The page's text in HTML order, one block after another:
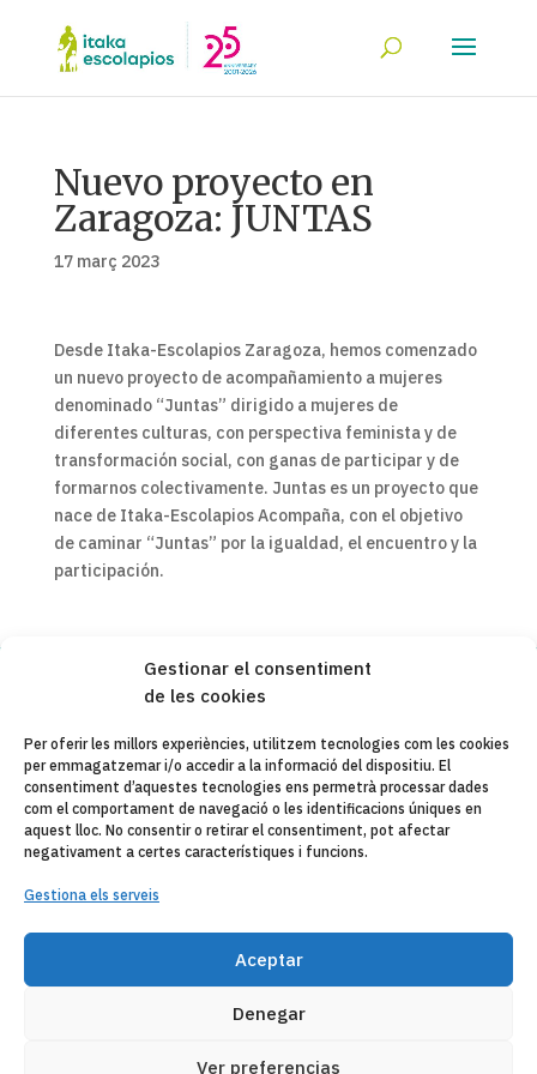
Gestionar el consentiment
de les cookies
Per oferir les millors experiències, utilitzem tecnologies com les cookies
per emmagatzemar i/o accedir a la informació del dispositiu. El
consentiment d’aquestes tecnologies ens permetrà processar dades
com el comportament de navegació o les identificacions úniques en
aquest lloc. No consentir o retirar el consentiment, pot afectar
negativament a certes característiques i funcions.
Gestiona els serveis
Aceptar
Denegar
Ver preferencias
Nuevo proyecto en
Zaragoza: JUNTAS
17 març 2023
Desde Itaka-Escolapios Zaragoza, hemos comenzado
un nuevo proyecto de acompañamiento a mujeres
denominado “Juntas” dirigido a mujeres de
diferentes culturas, con perspectiva feminista y de
transformación social, con ganas de participar y de
formarnos colectivamente. Juntas es un proyecto que
nace de Itaka-Escolapios Acompaña, con el objetivo
de caminar “Juntas” por la igualdad, el encuentro y la
participación.
Copyleft 2025Itaka-Escolapios
AVÍS LEGAL
POLÍTICA DE PRIVACITAT
ENTITATS COL·LABORADES
CORREU ELECTRÒNIC